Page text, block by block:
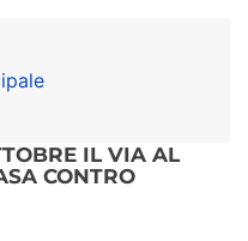
IL VIA AL
CONTRO